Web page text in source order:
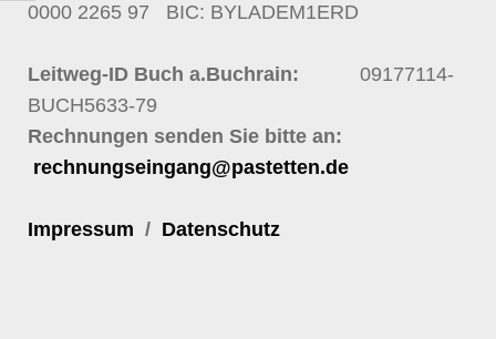
0000 2265 97
BIC: BYLADEM1ERD
Leitweg-ID Buch a.Buchrain: 09177114-
BUCH5633-79
Rechnungen senden Sie bitte an:
rechnungseingang@pastetten.de
Impressum / Datenschutz